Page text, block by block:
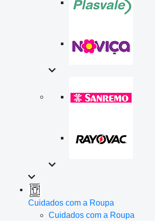
Cuidados com a Roupa
Cuidados com a Roupa